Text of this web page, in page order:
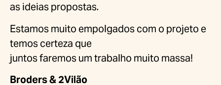
as ideias propostas.
Estamos muito empolgados com o projeto e
temos certeza que
juntos faremos um trabalho muito massa!
Broders & 2Vilão